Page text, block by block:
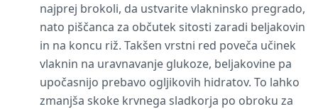
najprej brokoli, da ustvarite vlakninsko pregrado,
nato piščanca za občutek sitosti zaradi beljakovin
in na koncu riž. Takšen vrstni red poveča učinek
vlaknin na uravnavanje glukoze, beljakovine pa
upočasnijo prebavo ogljikovih hidratov. To lahko
zmanjša skoke krvnega sladkorja po obroku za